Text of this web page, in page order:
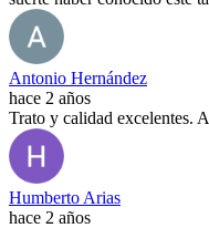
Antonio Hernández
hace 2 años
Trato y calidad excelentes.
Humberto Arias
hace 2 años